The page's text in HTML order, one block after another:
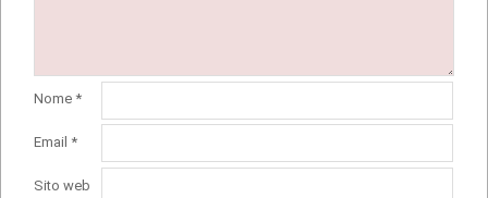
Nome *
Email *
Sito web